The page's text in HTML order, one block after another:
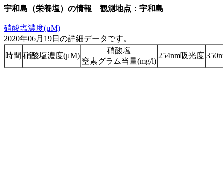
宇和島（栄養塩）の情報 観測地点：宇和島
硝酸塩濃度(μM)
2020年06月19日の詳細データです。
時間 硝酸塩濃度(μM)
硝酸塩
窒素グラム当量(mg/l)
254nm吸光度